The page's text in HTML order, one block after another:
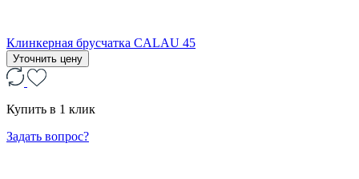
Клинкерная брусчатка CALAU 45
Уточнить цену
Купить в 1 клик
Задать вопрос?